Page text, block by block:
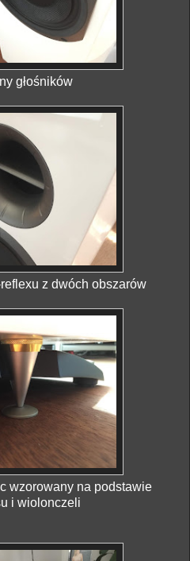
głośników
z dwóch obszarów
wzorowany na podstawie
i wiolonczeli